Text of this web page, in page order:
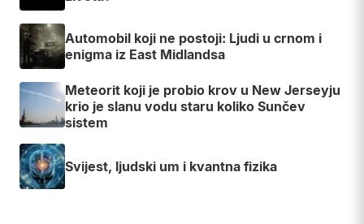
Automobil koji ne postoji: Ljudi u crnom i
enigma iz East Midlandsa
Meteorit koji je probio krov u New Jerseyju
krio je slanu vodu staru koliko Sunčev
sistem
Svijest, ljudski um i kvantna fizika